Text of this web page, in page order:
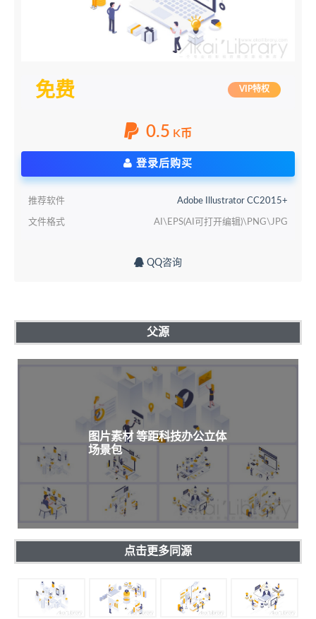
免费 VIP特权
0.5 K币
登录后购买
推荐软件 Adobe Illustrator CC2015+
文件格式 AI\EPS(AI可打开编辑)\PNG\JPG
QQ咨询
父源
图片素材 等距科技办公立体
场景包
点击更多同源